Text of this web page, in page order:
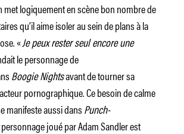
met logiquement en scène bon nombre de
qu’il aime isoler au sein de plans à la
«Je peux rester seul encore une
le personnage de
Boogie Nightsavant de tourner sa
pornographique. Ce besoin de calme
manifeste aussi dansPunch-
joué par Adam Sandler est